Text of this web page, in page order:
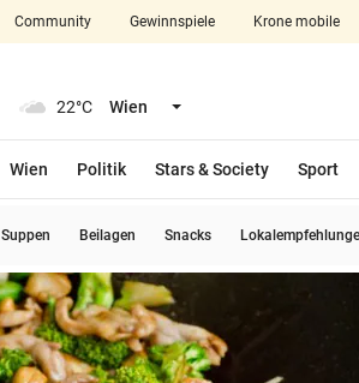
closeSchließen
arrow_right
Community Gewinnspiele Krone mobile
22°C Wien Menü aufklappen
Wien Politik Stars & Society Sport
Suppen Beilagen Snacks